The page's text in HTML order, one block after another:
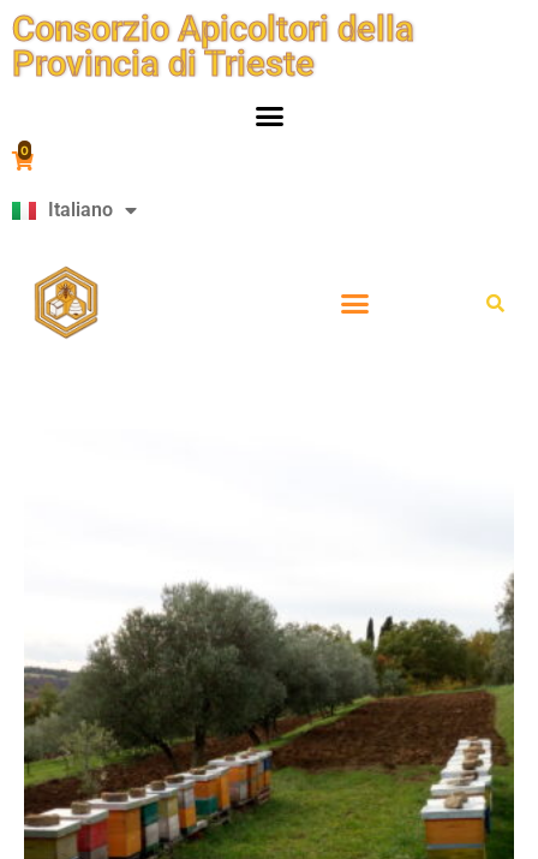
Consorzio Apicoltori della
Provincia di Trieste
0
Italiano
Slovenščina